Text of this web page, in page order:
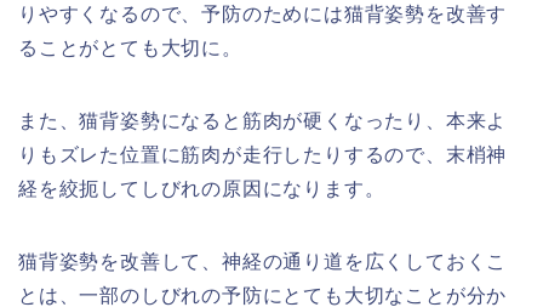
りやすくなるので、予防のためには猫背姿勢を改善す
ることがとても大切に。
また、猫背姿勢になると筋肉が硬くなったり、本来よ
りもズレた位置に筋肉が走行したりするので、末梢神
経を絞扼してしびれの原因になります。
猫背姿勢を改善して、神経の通り道を広くしておくこ
とは、一部のしびれの予防にとても大切なことが分か